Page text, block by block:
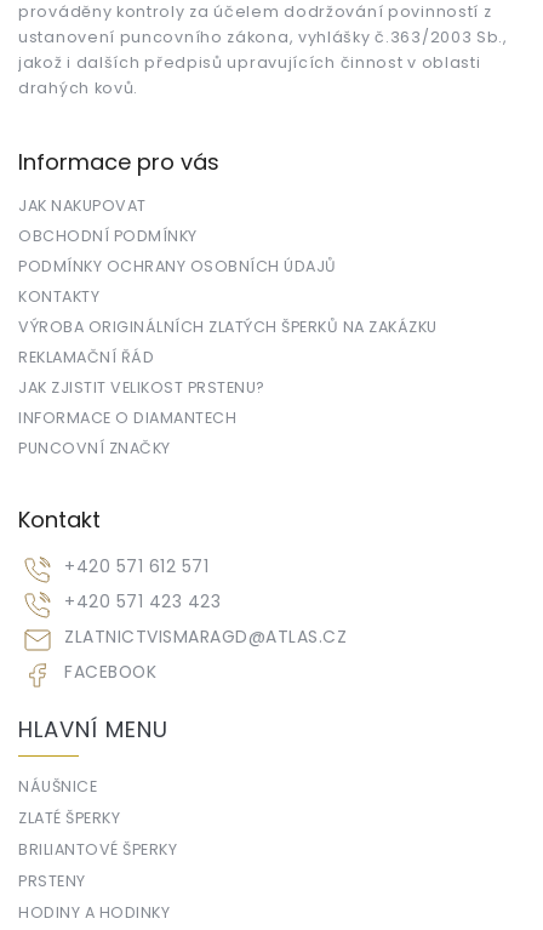
prováděny kontroly za účelem dodržování povinností z
ustanovení puncovního zákona, vyhlášky č.363/2003 Sb.,
jakož i dalších předpisů upravujících činnost v oblasti
drahých kovů.
Informace pro vás
JAK NAKUPOVAT
OBCHODNÍ PODMÍNKY
PODMÍNKY OCHRANY OSOBNÍCH ÚDAJŮ
KONTAKTY
VÝROBA ORIGINÁLNÍCH ZLATÝCH ŠPERKŮ NA ZAKÁZKU
REKLAMAČNÍ ŘÁD
JAK ZJISTIT VELIKOST PRSTENU?
INFORMACE O DIAMANTECH
PUNCOVNÍ ZNAČKY
Kontakt
ZLATNICTVISMARAGD@ATLAS.CZ
+420 571 612 571
+420 571 423 423
FACEBOOK
HLAVNÍ MENU
NÁUŠNICE
ZLATÉ ŠPERKY
BRILIANTOVÉ ŠPERKY
PRSTENY
HODINY A HODINKY